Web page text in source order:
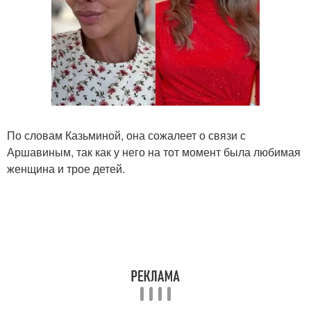
По словам Казьминой, она сожалеет о связи с
Аршавиным, так как у него на тот момент была любимая
женщина и трое детей.